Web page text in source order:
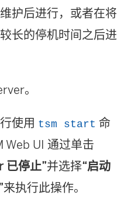
护后进行，或者在将
长的停机时间之后进
。
使用 tsm start 命
Web UI 通过单击
已停止”并选择“启动
来执行此操作。